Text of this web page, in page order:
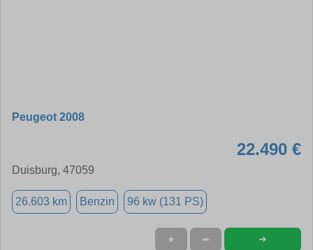
Peugeot 2008
22.490 €
Duisburg, 47059
26.603 km Benzin 96 kw (131 PS)
★ ➦ ➜